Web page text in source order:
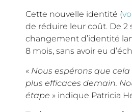
Cette nouvelle identité (
de réduire leur coût. De 2
changement d’identité
8 mois, sans avoir eu
« Nous espérons que
plus efficaces demain.
étape » indique Patricia